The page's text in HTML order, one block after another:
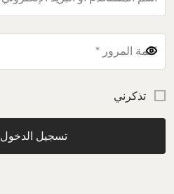
كلمة المرور *مطلوبة
تذكرني
تسجيل الدخول